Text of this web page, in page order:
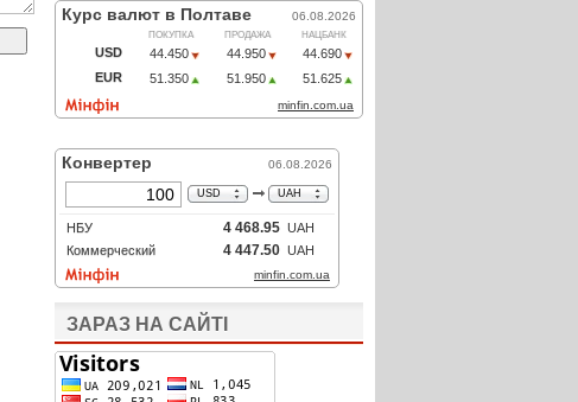
ЗАРАЗ НА САЙТІ